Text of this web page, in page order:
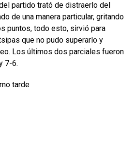
partido trató de distraerlo del
de una manera particular, gritando
puntos, todo esto, sirvió para
que no pudo superarlo y
Los últimos dos parciales fueron
7-6.
tarde